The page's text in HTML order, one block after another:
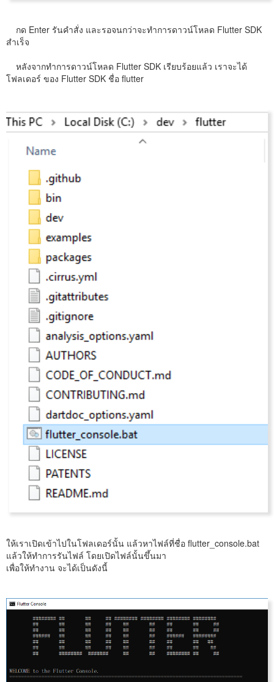
กด Enter รันคำสั่ง และรอจนกว่าจะทำการดาวน์โหลด Flutter SDK
สำเร็จ
หลังจากทำการดาวน์โหลด Flutter SDK เรียบร้อยแล้ว เราจะได้
โฟลเดอร์ ของ Flutter SDK ชื่อ flutter
ให้เราเปิดเข้าไปในโฟลเดอร์นั้น แล้วหาไฟล์ที่ชื่อ flutter_console.bat
แล้วให้ทำการรันไฟล์ โดยเปิดไฟล์นั้นขึ้นมา
เพื่อให้ทำงาน จะได้เป็นดังนี้